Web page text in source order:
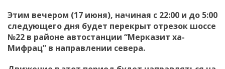
Этим вечером (17 июня), начиная с 22:00 и до 5:00
следующего дня будет перекрыт отрезок шоссе
№22 в районе автостанции “Мерказит ха-
Мифрац” в направлении севера.